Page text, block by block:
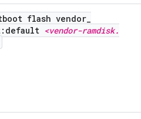
flash vendor_
<vendor-ramdisk.